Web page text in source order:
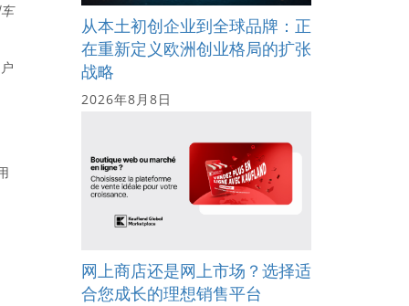
从本土初创企业到全球品牌：正
在重新定义欧洲创业格局的扩张
战略
2026年8月8日
网上商店还是网上市场？选择适
合您成长的理想销售平台